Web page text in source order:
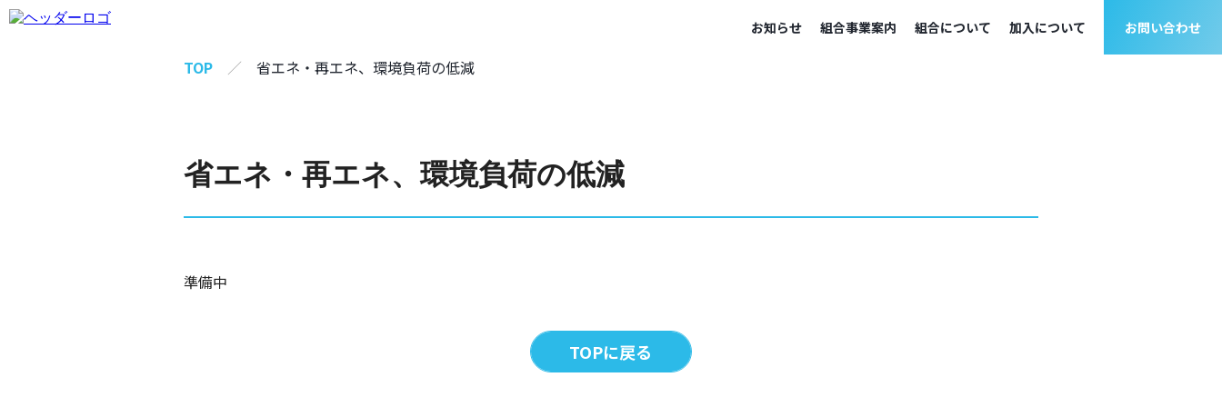
お知らせ 組合事業案内 組合について 加入について お問い合わせ
TOP 省エネ・再エネ、環境負荷の低減
省エネ・再エネ、環境負荷の低減
準備中
TOPに戻る